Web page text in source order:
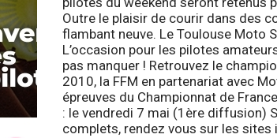
Outre le plaisir de courir dans des
flambant neuve. Le Toulouse Moto
L’occasion pour les pilotes
pas manquer ! Retrouvez le
2010, la FFM en partenariat avec
épreuves du Championnat de
: le vendredi 7 mai (1ère diffusion)
complets, rendez vous sur les